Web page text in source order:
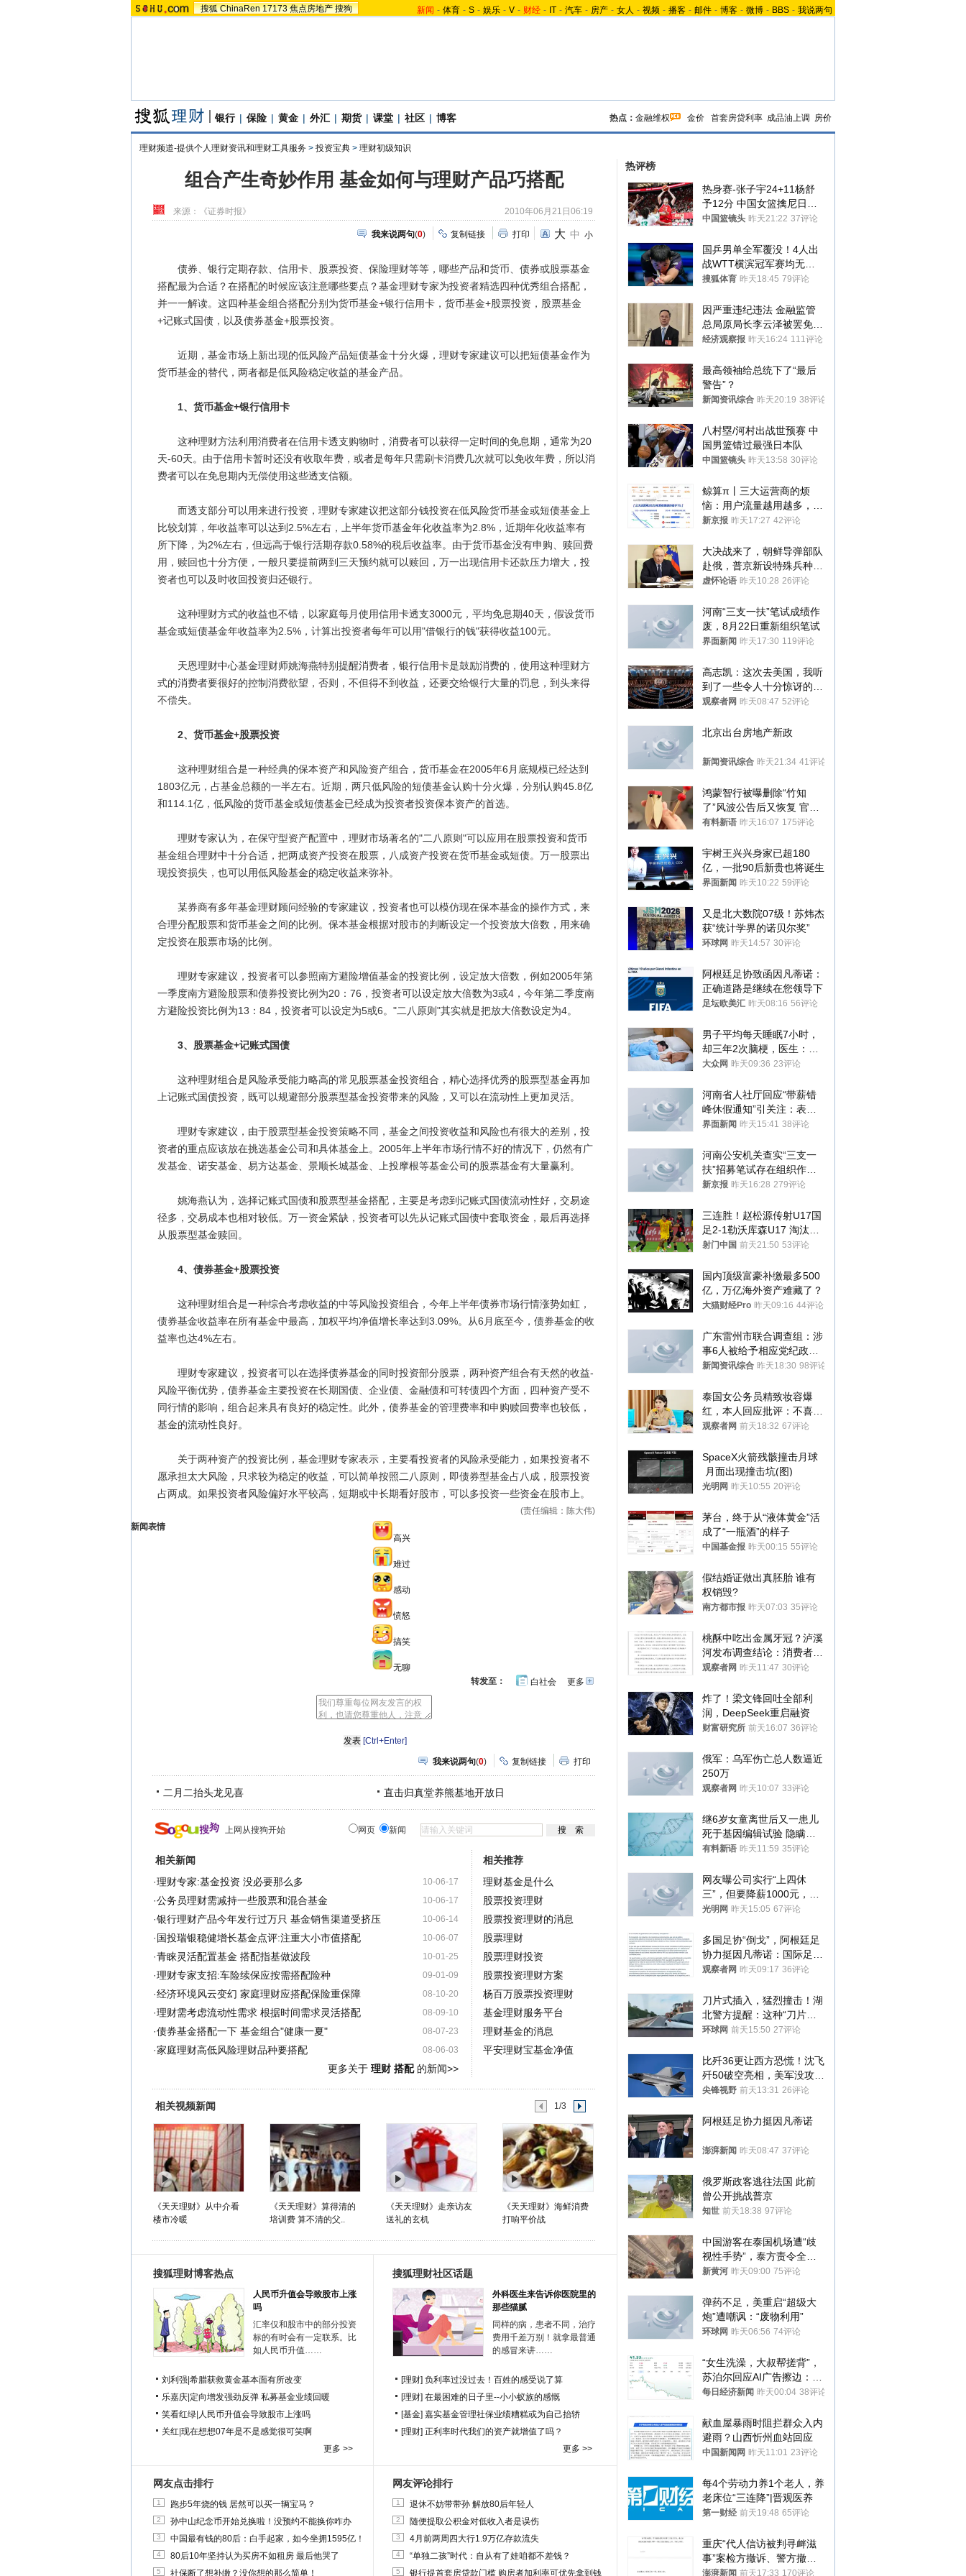
搜狐 ChinaRen 17173 焦点房地产 搜狗 新闻 - 体育 - S - 娱乐 - V - 财经 - IT - 汽车 - 房产 - 女人 - 视频 - 播客 - 邮件 - 博客 - 微博 - BBS - 我说两句
银行 | 保险 | 黄金 | 外汇 | 期货 | 课堂 | 社区 | 博客 热点： 金融维权 金价 首套房贷利率 成品油上调 房价
理财频道-提供个人理财资讯和理财工具服务 > 投资宝典 > 理财初级知识
组合产生奇妙作用 基金如何与理财产品巧搭配
来源： 《证券时报》 2010年06月21日06:19
我来说两句(0) 复制链接 打印 大 中 小
债券、银行定期存款、信用卡、股票投资、保险理财等等，哪些产品和货币、债券或股票基金
搭配最为合适？在搭配的时候应该注意哪些要点？基金理财专家为投资者精选四种优秀组合搭配，
并一一解读。这四种基金组合搭配分别为货币基金+银行信用卡，货币基金+股票投资，股票基金
+记账式国债，以及债券基金+股票投资。
近期，基金市场上新出现的低风险产品短债基金十分火爆，理财专家建议可以把短债基金作为
货币基金的替代，两者都是低风险稳定收益的基金产品。
1、货币基金+银行信用卡
这种理财方法利用消费者在信用卡透支购物时，消费者可以获得一定时间的免息期，通常为20
天-60天。由于信用卡暂时还没有收取年费，或者是每年只需刷卡消费几次就可以免收年费，所以消
费者可以在免息期内无偿使用这些透支信额。
而透支部分可以用来进行投资，理财专家建议把这部分钱投资在低风险货币基金或短债基金上
比较划算，年收益率可以达到2.5%左右，上半年货币基金年化收益率为2.8%，近期年化收益率有
所下降，为2%左右，但远高于银行活期存款0.58%的税后收益率。由于货币基金没有申购、赎回费
用，赎回也十分方便，一般只要提前两到三天预约就可以赎回，万一出现信用卡还款压力增大，投
资者也可以及时收回投资归还银行。
这种理财方式的收益也不错，以家庭每月使用信用卡透支3000元，平均免息期40天，假设货币
基金或短债基金年收益率为2.5%，计算出投资者每年可以用"借银行的钱"获得收益100元。
天恩理财中心基金理财师姚海燕特别提醒消费者，银行信用卡是鼓励消费的，使用这种理财方
式的消费者要很好的控制消费欲望，否则，不但得不到收益，还要交给银行大量的罚息，到头来得
不偿失。
2、货币基金+股票投资
这种理财组合是一种经典的保本资产和风险资产组合，货币基金在2005年6月底规模已经达到
1803亿元，占基金总额的一半左右。近期，两只低风险的短债基金认购十分火爆，分别认购45.8亿
和114.1亿，低风险的货币基金或短债基金已经成为投资者投资保本资产的首选。
理财专家认为，在保守型资产配置中，理财市场著名的"二八原则"可以应用在股票投资和货币
基金组合理财中十分合适，把两成资产投资在股票，八成资产投资在货币基金或短债。万一股票出
现投资损失，也可以用低风险基金的稳定收益来弥补。
某券商有多年基金理财顾问经验的专家建议，投资者也可以模仿现在保本基金的操作方式，来
合理分配股票和货币基金之间的比例。保本基金根据对股市的判断设定一个投资放大倍数，用来确
定投资在股票市场的比例。
理财专家建议，投资者可以参照南方避险增值基金的投资比例，设定放大倍数，例如2005年第
一季度南方避险股票和债券投资比例为20：76，投资者可以设定放大倍数为3或4，今年第二季度南
方避险投资比例为13：84，投资者可以设定为5或6。"二八原则"其实就是把放大倍数设定为4。
3、股票基金+记账式国债
这种理财组合是风险承受能力略高的常见股票基金投资组合，精心选择优秀的股票型基金再加
上记账式国债投资，既可以规避部分股票型基金投资带来的风险，又可以在流动性上更加灵活。
理财专家建议，由于股票型基金投资策略不同，基金之间投资收益和风险也有很大的差别，投
资者的重点应该放在挑选基金公司和具体基金上。2005年上半年市场行情不好的情况下，仍然有广
发基金、诺安基金、易方达基金、景顺长城基金、上投摩根等基金公司的股票基金有大量赢利。
姚海燕认为，选择记账式国债和股票型基金搭配，主要是考虑到记账式国债流动性好，交易途
径多，交易成本也相对较低。万一资金紧缺，投资者可以先从记账式国债中套取资金，最后再选择
从股票型基金赎回。
4、债券基金+股票投资
这种理财组合是一种综合考虑收益的中等风险投资组合，今年上半年债券市场行情涨势如虹，
债券基金收益率在所有基金中最高，加权平均净值增长率达到3.09%。从6月底至今，债券基金的收
益率也达4%左右。
理财专家建议，投资者可以在选择债券基金的同时投资部分股票，两种资产组合有天然的收益-
风险平衡优势，债券基金主要投资在长期国债、企业债、金融债和可转债四个方面，四种资产受不
同行情的影响，组合起来具有良好的稳定性。此外，债券基金的管理费率和申购赎回费率也较低，
基金的流动性良好。
关于两种资产的投资比例，基金理财专家表示，主要看投资者的风险承受能力，如果投资者不
愿承担太大风险，只求较为稳定的收益，可以简单按照二八原则，即债券型基金占八成，股票投资
占两成。如果投资者风险偏好水平较高，短期或中长期看好股市，可以多投资一些资金在股市上。
(责任编辑：陈大伟)
新闻表情
高兴
难过
感动
愤怒
搞笑
无聊
更多开
转发至： 白社会
[Ctrl+Enter]
我来说两句(0) 复制链接 打印
二月二抬头龙见喜 直击归真堂养熊基地开放日
上网从搜狗开始 网页 新闻
相关新闻
10-06-17
·理财专家:基金投资 没必要那么多
10-06-17
·公务员理财需减持一些股票和混合基金
10-06-14
·银行理财产品今年发行过万只 基金销售渠道受挤压
10-06-07
· 国投瑞银稳健增长基金点评:注重大小市值搭配
10-01-25
·青睐灵活配置基金 搭配指基做波段
09-01-09
·理财专家支招:车险续保应按需搭配险种
08-10-20
·经济环境风云变幻 家庭理财应搭配保险重保障
08-09-10
·理财需考虑流动性需求 根据时间需求灵活搭配
08-07-23
·债券基金搭配一下 基金组合"健康一夏"
08-06-03
·家庭理财高低风险理财品种要搭配
更多关于 理财 搭配的新闻>>
相关推荐
理财基金是什么
股票投资理财
股票投资理财的消息
股票理财
股票理财投资
股票投资理财方案
杨百万股票投资理财
基金理财服务平台
理财基金的消息
平安理财宝基金净值
相关视频新闻 1/3
《天天理财》从中介看
楼市冷暖
《天天理财》算得清的
培训费 算不清的父..
《天天理财》走亲访友
送礼的玄机
《天天理财》海鲜消费
打响平价战
搜狐理财博客热点
人民币升值会导致股市上涨
吗
汇率仅和股市中的部分投资
标的有时会有一定联系。比
如人民币升值……
刘利强 希腊获救黄金基本面有所改变
乐嘉庆 定向增发强劲反弹 私募基金业绩回暖
笑看红绿 人民币升值会导致股市上涨吗
关红 现在想想07年是不是感觉很可笑啊
更多 >>
搜狐理财社区话题
外科医生来告诉你医院里的
那些猫腻
同样的病，患者不同，治疗
费用千差万别！就拿最普通
的感冒来讲……
[理财] 负利率过没过去！百姓的感受说了算
[理财] 在最困难的日子里--小小蚁族的感慨
[基金] 嘉实基金管理社保业绩糟糕或为自己抬轿
[理财] 正利率时代我们的资产就增值了吗？
更多 >>
网友点击排行
1 跑步5年烧的钱 居然可以买一辆宝马？
2 孙中山纪念币开始兑换啦！没预约不能换你咋办
3 中国最有钱的80后：白手起家，如今坐拥1595亿！
4 80后10年坚持认为买房不如租房 最后他哭了
5 社保断了想补缴？没你想的那么简单！
网友评论排行
1 退休不妨带带孙 解放80后年轻人
2 随便提取公积金对低收入者是误伤
3 4月前两周四大行1.9万亿存款流失
4 “单独二孩”时代：自从有了娃咱都不差钱？
5 银行提首套房贷款门槛 购房者加利率可优先拿到钱
热评榜
热身赛-张子宇24+11杨舒
予12分 中国女篮擒尼日利
亚
中国篮镜头 昨天21:22 37评论
国乒男单全军覆没！4人出
战WTT横滨冠军赛均无缘
八强
搜狐体育 昨天18:45 79评论
因严重违纪违法 金融监管
总局原局长李云泽被罢免全
国人大代表
经济观察报 昨天16:24 111评论
最高领袖给总统下了“最后
警告”？
新闻资讯综合 昨天20:19 38评论
八村塁/河村出战世预赛 中
国男篮错过最强日本队
中国篮镜头 昨天13:58 30评论
鲸算π丨三大运营商的烦
恼：用户流量越用越多，收
入却越来越少
新京报 昨天17:27 42评论
大决战来了，朝鲜导弹部队
赴俄，普京新设特殊兵种，
76岁老将扛旗
虚怀论语 昨天10:28 26评论
河南“三支一扶”笔试成绩作
废，8月22日重新组织笔试
界面新闻 昨天17:30 119评论
高志凯：这次去美国，我听
到了一些令人十分惊讶的消
息
观察者网 昨天08:47 52评论
北京出台房地产新政
新闻资讯综合 昨天21:34 41评论
鸿蒙智行被曝删除“竹知
了”风波公告后又恢复 官媒
曾力挺：劝华为要大度的，
有料新语 昨天16:07 175评论
宇树王兴兴身家已超180
亿，一批90后新贵也将诞生
界面新闻 昨天10:22 59评论
又是北大数院07级！苏炜杰
获“统计学界的诺贝尔奖”
环球网 昨天14:57 30评论
阿根廷足协致函因凡蒂诺：
正确道路是继续在您领导下
足坛欧美汇 昨天08:16 56评论
男子平均每天睡眠7小时，
却三年2次脑梗，医生：这
样睡觉更伤身
大众网 昨天09:36 23评论
河南省人社厅回应“带薪错
峰休假通知”引关注：表述
不够准确，待修改后印发
界面新闻 昨天15:41 38评论
河南公安机关查实“三支一
扶”招募笔试存在组织作弊
犯罪行为
新京报 昨天16:28 279评论
三连胜！赵松源传射U17国
足2-1勒沃库森U17 淘汰赛
将战河床
射门中国 前天21:50 53评论
国内顶级富豪补缴最多500
亿，万亿海外资产难藏了？
大猫财经Pro 昨天09:16 44评论
广东雷州市联合调查组：涉
事6人被给予相应党纪政务
处分和组织处理
新闻资讯综合 昨天18:30 98评论
泰国女公务员精致妆容爆
红，本人回应批评：不喜欢
就别看
观察者网 前天18:32 67评论
SpaceX火箭残骸撞击月球
月面出现撞击坑(图)
光明网 昨天10:55 20评论
茅台，终于从“液体黄金”活
成了“一瓶酒”的样子
中国基金报 昨天00:15 55评论
假结婚证做出真胚胎 谁有
权销毁?
南方都市报 昨天07:03 35评论
桃酥中吃出金属牙冠？泸溪
河发布调查结论：消费者已
澄清，所发视频情况不属实
观察者网 昨天11:47 30评论
炸了！梁文锋回吐全部利
润，DeepSeek重启融资
财富研究所 前天16:07 36评论
俄军：乌军伤亡总人数逼近
250万
观察者网 昨天10:07 33评论
继6岁女童离世后又一患儿
死于基因编辑试验 隐瞒一
年才对外披露
有料新语 昨天11:59 35评论
网友曝公司实行“上四休
三”，但要降薪1000元，不
接受只能辞职
光明网 昨天15:05 67评论
多国足协“倒戈”，阿根廷足
协力挺因凡蒂诺：国际足联
今后应继续在其领导下前行
观察者网 昨天09:17 36评论
刀片式插入，猛烈撞击！湖
北警方提醒：这种“刀片超
车”，太危险了
环球网 前天15:50 27评论
比歼36更让西方恐慌！沈飞
歼50破空亮相，美军没攻克
的技术被拿下
尖锋视野 前天13:31 26评论
阿根廷足协力挺因凡蒂诺
澎湃新闻 昨天08:47 37评论
俄罗斯政客逃往法国 此前
曾公开挑战普京
知世 前天18:38 97评论
中国游客在泰国机场遭“歧
视性手势”，泰方责令全面
调查，对责任人采取最严厉
新黄河 昨天09:00 75评论
弹药不足，美重启“超级大
炮”遭嘲讽：“废物利用”
环球网 昨天06:56 74评论
“女生洗澡，大叔帮搓背”，
苏泊尔回应AI广告擦边：视
频全下架，已强化内容管理
每日经济新闻 昨天00:04 38评论
献血屋暴雨时阻拦群众入内
避雨？山西忻州血站回应
中国新闻网 昨天11:01 23评论
每4个劳动力养1个老人，养
老床位“三连降”|晋观医养
第一财经 前天19:48 65评论
重庆“代人信访被判寻衅滋
事”案检方撤诉、警方撤
案，两被告人获国赔
澎湃新闻 前天17:33 170评论